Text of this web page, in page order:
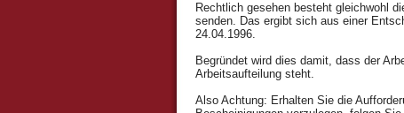
Rechtlich gesehen besteht gleichwohl
senden. Das ergibt sich aus einer
24.04.1996.
Begründet wird dies damit, dass der
Arbeitsaufteilung steht.
Also Achtung: Erhalten Sie die